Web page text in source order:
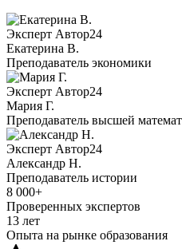
Эксперт Автор24
Екатерина B.
Преподаватель экономики
Эксперт Автор24
Мария Г.
Преподаватель высшей
Эксперт Автор24
Александр Н.
Преподаватель истории
8 000+
Проверенных экспертов
13 лет
Опыта на рынке образования